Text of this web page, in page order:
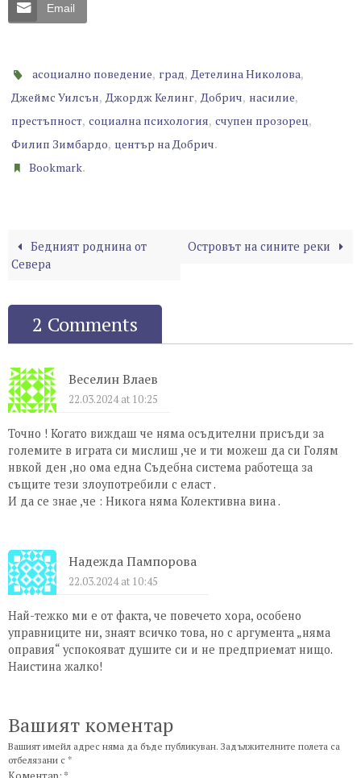
Email
асоциално поведение, град,Детелина Николова,
Джеймс Уилсън, Джордж Келинг, Добрич, насилие,
престъпност, социална психология, счупен прозорец,
Филип Зимбардо, център на Добрич.
Bookmark.
Бедният роднина от
Севера
Островът на сините реки
2 Comments
Веселин Влаев
22.03.2024 at 10:25
Точно ! Когато виждаш че няма осъдителни присъди за
големите в играта си мислиш ,че и ти можеш да си Голям
нвкой ден ,но ома една Съдебна система работеща за
същите тези злоупотребили с еласт .
И да се знае ,че : Никога няма Колективна вина .
Надежда Пампорова
22.03.2024 at 10:45
Най-тежко ми е от факта, че повечето хора, особено
управниците ни, знаят всичко това, но с аргумента „няма
оправия“ успокояват душите си и не предприемат нищо.
Наистина жалко!
Вашият коментар
Вашият имейл адрес няма да бъде публикуван. Задължителните полета са
отбелязани с *